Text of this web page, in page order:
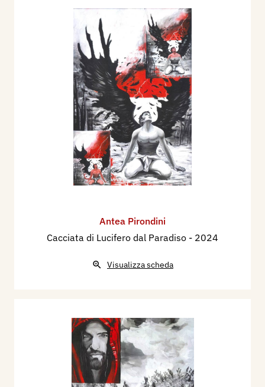
Antea Pirondini
Cacciata di Lucifero dal Paradiso - 2024
Visualizza scheda